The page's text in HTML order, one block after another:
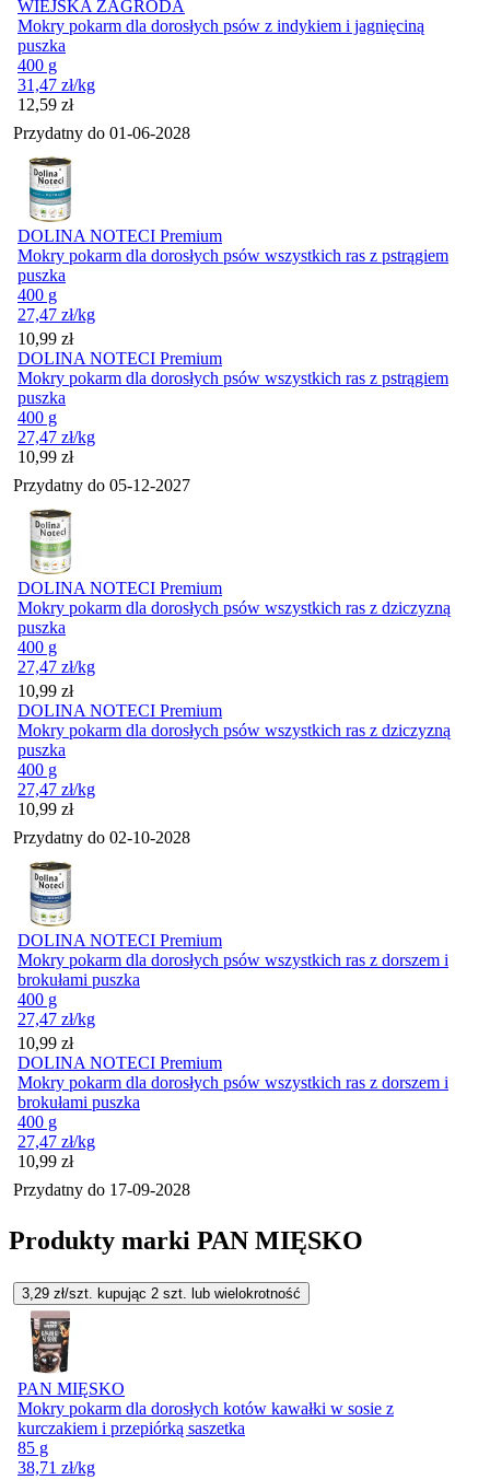
WIEJSKA ZAGRODA
Mokry pokarm dla dorosłych psów z indykiem i jagnięciną
puszka
400 g
31,47 zł/kg
Cena
12,59 zł
Przydatny do 01-06-2028
DOLINA NOTECI Premium
Mokry pokarm dla dorosłych psów wszystkich ras z pstrągiem
puszka
400 g
27,47 zł/kg
Cena
10,99 zł
DOLINA NOTECI Premium
Mokry pokarm dla dorosłych psów wszystkich ras z pstrągiem
puszka
400 g
27,47 zł/kg
Cena
10,99 zł
Przydatny do 05-12-2027
DOLINA NOTECI Premium
Mokry pokarm dla dorosłych psów wszystkich ras z dziczyzną
puszka
400 g
27,47 zł/kg
Cena
10,99 zł
DOLINA NOTECI Premium
Mokry pokarm dla dorosłych psów wszystkich ras z dziczyzną
puszka
400 g
27,47 zł/kg
Cena
10,99 zł
Przydatny do 02-10-2028
DOLINA NOTECI Premium
Mokry pokarm dla dorosłych psów wszystkich ras z dorszem i
brokułami puszka
400 g
27,47 zł/kg
Cena
10,99 zł
DOLINA NOTECI Premium
Mokry pokarm dla dorosłych psów wszystkich ras z dorszem i
brokułami puszka
400 g
27,47 zł/kg
Cena
10,99 zł
Przydatny do 17-09-2028
Produkty marki PAN MIĘSKO
3,29 zł/szt. kupując 2 szt. lub wielokrotność
PAN MIĘSKO
Mokry pokarm dla dorosłych kotów kawałki w sosie z
kurczakiem i przepiórką saszetka
85 g
38,71 zł/kg